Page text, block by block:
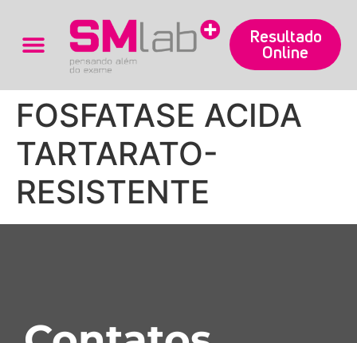
Resultado
Online
FOSFATASE ACIDA
TARTARATO-
RESISTENTE